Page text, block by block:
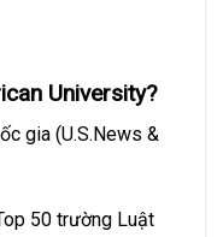
University?
gia (U.S.News &
50 trường Luật